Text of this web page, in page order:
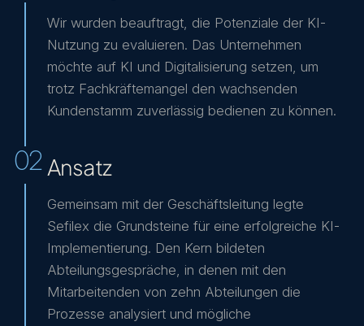
Wir wurden beauftragt, die Potenziale der KI-
Nutzung zu evaluieren. Das Unternehmen
möchte auf KI und Digitalisierung setzen, um
trotz Fachkräftemangel den wachsenden
Kundenstamm zuverlässig bedienen zu können.
02 Ansatz
Gemeinsam mit der Geschäftsleitung legte
Sefilex die Grundsteine für eine erfolgreiche KI-
Implementierung. Den Kern bildeten
Abteilungsgespräche, in denen mit den
Mitarbeitenden von zehn Abteilungen die
Prozesse analysiert und mögliche